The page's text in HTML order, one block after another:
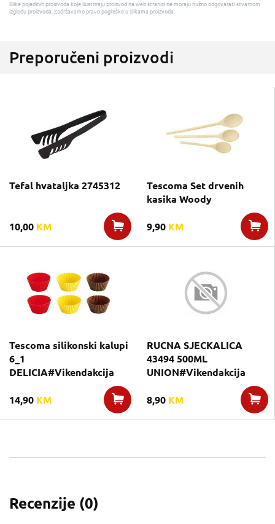
Slike pojedinih proizvoda koje ilustriraju proizvod na web stranici ne moraju nužno odgovarati stvarnom
izgledu proizvoda. Zadržavamo pravo pogreške u slikama proizvoda.
Preporučeni proizvodi
Tefal hvataljka 2745312
10,00 KM
Tescoma Set drvenih
kasika Woody
9,90 KM
Tescoma silikonski kalupi
6_1
DELICIA#Vikendakcija
14,90 KM
RUCNA SJECKALICA
43494 500ML
UNION#Vikendakcija
8,90 KM
Recenzije (0)